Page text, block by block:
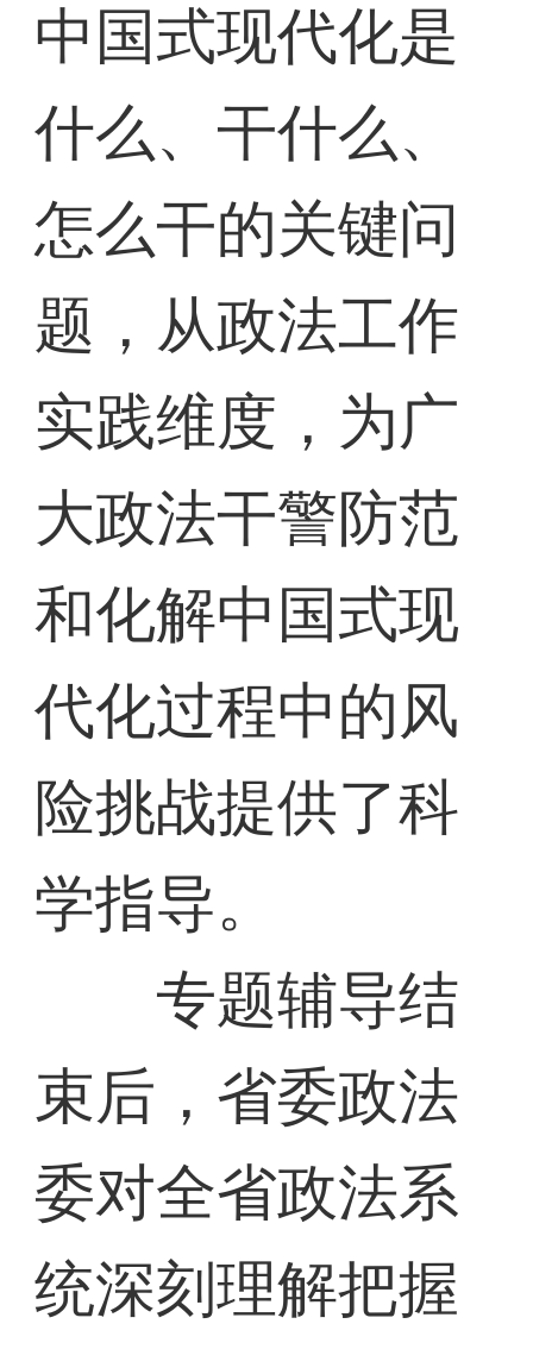
中国式现代化是
什么、干什么、
怎么干的关键问
题，从政法工作
实践维度，为广
大政法干警防范
和化解中国式现
代化过程中的风
险挑战提供了科
学指导。
专题辅导结
束后，省委政法
委对全省政法系
统深刻理解把握